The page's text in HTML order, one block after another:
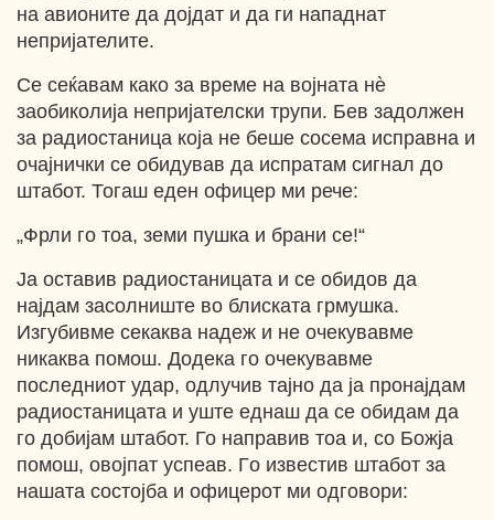
на авионите да дојдат и да ги нападнат
непријателите.
Се сеќавам како за време на војната нѐ
заобиколија непријателски трупи. Бев задолжен
за радиостаница која не беше сосема исправна и
очајнички се обидував да испратам сигнал до
штабот. Тогаш еден офицер ми рече:
„Фрли го тоа, земи пушка и брани се!“
Ја оставив радиостаницата и се обидов да
најдам засолниште во блиската грмушка.
Изгубивме секаква надеж и не очекувавме
никаква помош. Додека го очекувавме
последниот удар, одлучив тајно да ја пронајдам
радиостаницата и уште еднаш да се обидам да
го добијам штабот. Го направив тоа и, со Божја
помош, овојпат успеав. Гo известив штабот за
нашата состојба и офицерот ми одговори: